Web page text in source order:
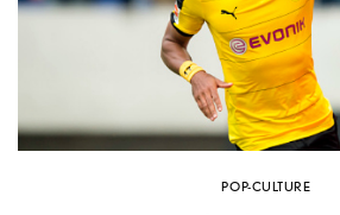
POP-CULTURE